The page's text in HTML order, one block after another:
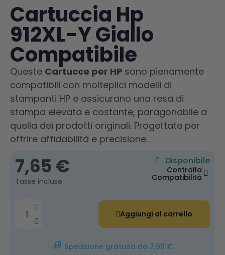
Cartuccia Hp
912XL-Y Giallo
Compatibile
Queste Cartucce per HP sono pienamente
compatibili con molteplici modelli di
stampanti HP e assicurano una resa di
stampa elevata e costante, paragonabile a
quella dei prodotti originali. Progettate per
offrire affidabilità e precisione.
7,65 €
Tasse incluse
Disponibile
Controlla
Compatibilità
Aggiungi al carrello
Spedizione gratuita da 7,90 €